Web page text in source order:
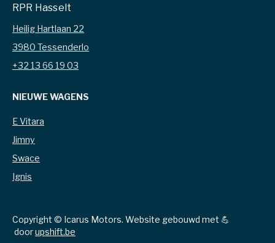
RPR Hasselt
Heilig Hartlaan 22
3980 Tessenderlo
+32 13 66 19 03
NIEUWE WAGENS
E Vitara
Jimny
Swace
Ignis
Copyright © Icarus Motors. Website gebouwd met 💪
doorupshift.be